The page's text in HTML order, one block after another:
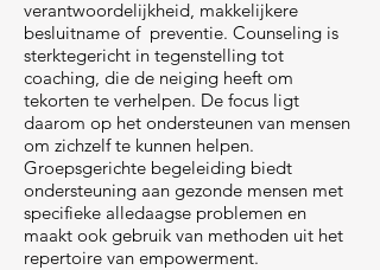
verantwoordelijkheid, makkelijkere
besluitname of preventie. Counseling is
sterktegericht in tegenstelling tot
coaching, die de neiging heeft om
tekorten te verhelpen. De focus ligt
daarom op het ondersteunen van mensen
om zichzelf te kunnen helpen.
Groepsgerichte begeleiding biedt
ondersteuning aan gezonde mensen met
specifieke alledaagse problemen en
maakt ook gebruik van methoden uit het
repertoire van empowerment.